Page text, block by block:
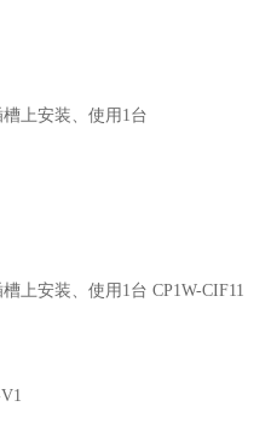
上安装、使用1台
上安装、使用1台 CP1W-CIF11